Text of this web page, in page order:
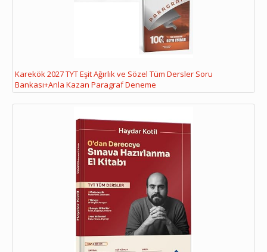
Karekök 2027 TYT Eşit Ağırlık ve Sözel Tüm Dersler Soru
Bankası+Anla Kazan Paragraf Deneme